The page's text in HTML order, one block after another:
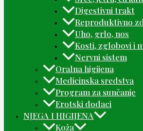
Digestivni trakt
Reproduktivno
Uho, grlo, nos
Kosti, zglobovi i
Nervni sistem
Oralna higijena
Medicinska sredstva
Program za sunčanje
Erotski dodaci
NJEGA I HIGIJENA
Koža